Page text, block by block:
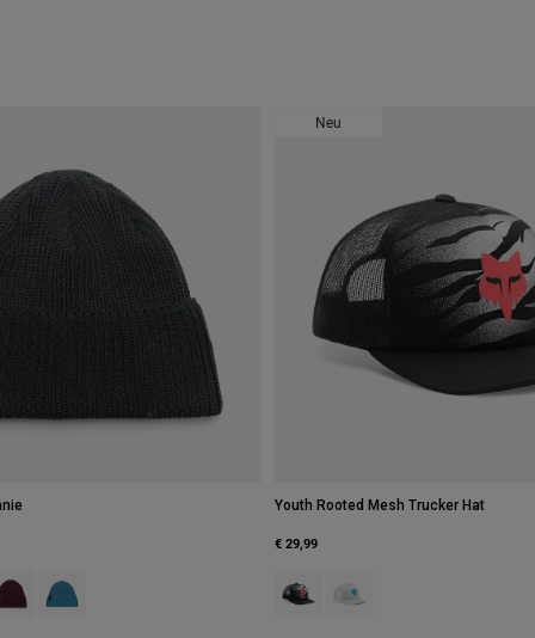
of Schwarz.
type of Creme.
swatch type of Dunkles Kastanienbraun.
Product swatch type of Deep Blue.
Neu
Youth Rooted Mesh Trucker Hat
€ 29,99
Product swatch type of Schwarz.